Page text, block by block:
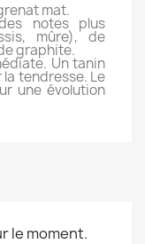
mat.
notes plus
mûre), de
graphite.
Un tanin
tendresse. Le
une évolution
le moment.